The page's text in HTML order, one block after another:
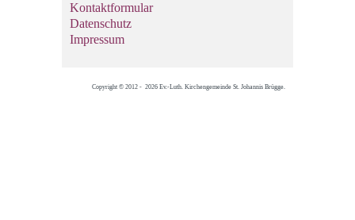
Kontaktformular
Datenschutz
Impressum
Copyright © 2012 - 2026 Ev.-Luth. Kirchengemeinde St. Johannis Brügge.